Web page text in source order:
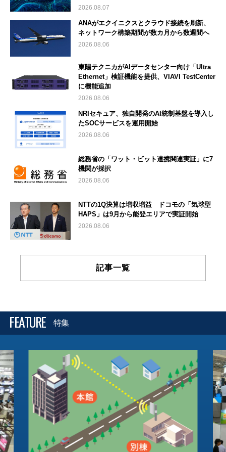
2026.08.07
ANAがエクイニクスとクラウド接続を刷新、
ネットワーク構築期間が数カ月から数週間へ
2026.08.06
東陽テクニカがAIデータセンター向け「Ultra
Ethernet」検証機能を提供、VIAVI TestCenter
に機能追加
2026.08.06
NRIセキュア、独自開発のAI統制基盤を導入し
たSOCサービスを運用開始
2026.08.06
総務省の「ワット・ビット連携関連実証」に7
機関が採択
2026.08.06
NTTの1Q決算は増収増益 ドコモの「気球型
HAPS」は9月から能登エリアで実証開始
2026.08.06
記事一覧
FEATURE 特集